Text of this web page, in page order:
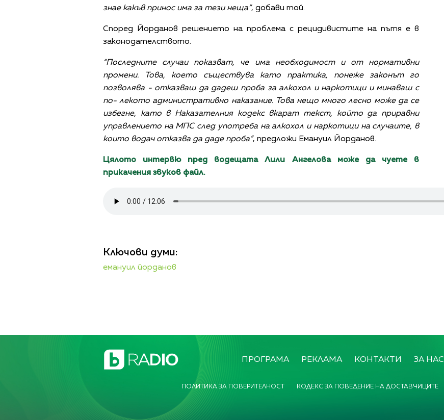
знае какъв принос има за тези неща”, добави той.
Според Йорданов решението на проблема с рецидивистите на пътя е в
законодателството.
“Последните случаи показват, че има необходимост и от нормативни
промени. Това, което съществува като практика, понеже законът го
позволява - отказваш да дадеш проба за алкохол и наркотици и минаваш с
по- лекото административно наказание. Това нещо много лесно може да се
избегне, като в Наказателния кодекс вкарат текст, който да приравни
управлението на МПС след употреба на алкохол и наркотици на случаите, в
които водач отказва да даде проба”, предложи Емануил Йорданов.
Цялото интервю пред водещата Лили Ангелова може да чуете в
прикачения звуков файл.
Ключови думи:
емануил йорданов
ПРОГРАМА РЕКЛАМА КОНТАКТИ ЗА НАС
ПОЛИТИКА ЗА ПОВЕРИТЕЛНОСТ КОДЕКС ЗА ПОВЕДЕНИЕ НА ДОСТАВЧИЦИТЕ